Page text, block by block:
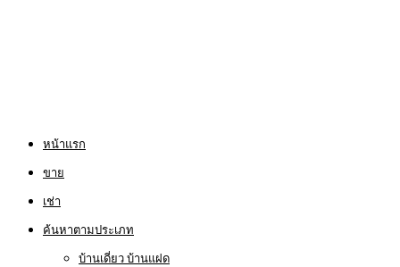
หน้าแรก
ขาย
เช่า
ค้นหาตามประเภท
บ้านเดี่ยว บ้านแฝด